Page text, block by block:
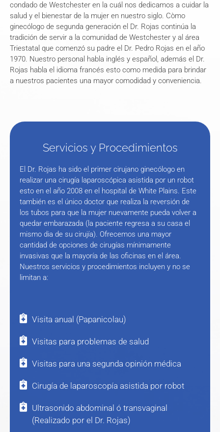
condado de Westchester en la cuál nos dedicamos a cuidar la
salud y el bienestar de la mujer en nuestro siglo. Còmo
ginecólogo de segunda generación el Dr. Rojas continúa la
tradición de servir a la comunidad de Westchester y al área
Triestatal que comenzó su padre el Dr. Pedro Rojas en el año
1970. Nuestro personal habla inglés y español, además el Dr.
Rojas habla el idioma francés esto como medida para brindar
a nuestros pacientes una mayor comodidad y conveniencia.
Servicios y Procedimientos
El Dr. Rojas ha sido el primer cirujano ginecólogo en
realizar una cirugía laparoscópica asistida por un robot
esto en el año 2008 en el hospital de White Plains. Este
también es el único doctor que realiza la reversión de
los tubos para que la mujer nuevamente pueda volver a
quedar embarazada (la paciente regresa a su casa el
mismo dia de su cirujía). Ofrecemos una mayor
cantidad de opciones de cirugías mínimamente
invasivas que la mayoría de las oficinas en el área.
Nuestros servicios y procedimientos incluyen y no se
limitan a:
Visita anual (Papanicolau)
Visitas para problemas de salud
Visitas para una segunda opinión médica
Cirugía de laparoscopía asistida por robot
Ultrasonido abdominal ó transvaginal
(Realizado por el Dr. Rojas)